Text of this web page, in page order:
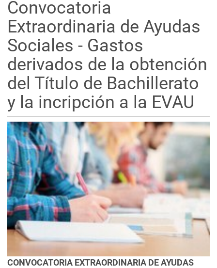
Convocatoria
Extraordinaria de Ayudas
Sociales - Gastos
derivados de la obtención
del Título de Bachillerato
y la incripción a la EVAU
CONVOCATORIA EXTRAORDINARIA DE AYUDAS